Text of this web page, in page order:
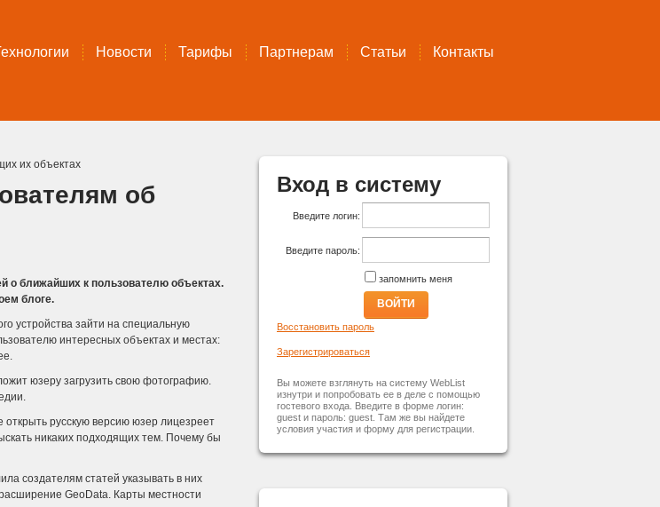
Новости Тарифы Партнерам Статьи Контакты
их объектах
об
о ближайших к пользователю объектах.
блоге.
устройства зайти на специальную
интересных объектах и местах:
юзеру загрузить свою фотографию.
русскую версию юзер лицезреет
никаких подходящих тем. Почему бы
создателям статей указывать в них
GeoData. Карты местности
Вход в систему
Введите логин:
Введите пароль:
запомнить меня
ВОЙТИ
Восстановить пароль
Зарегистрироваться
Вы можете взглянуть на систему WebList
изнутри и попробовать ее в деле с помощью
гостевого входа. Введите в форме логин:
guest и пароль: guest. Там же вы найдете
условия участия и форму для регистрации.